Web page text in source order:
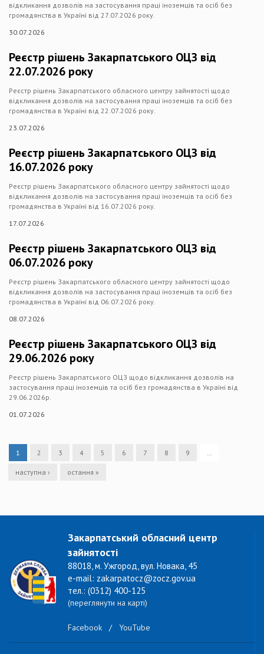
відкликання дозволів на застосування праці іноземців та осіб без
громадянства в Україні від 27.07.2026 року.
30.07.2026
Реєстр рішень Закарпатського ОЦЗ від
22.07.2026 року
Реєстр рішень Закарпатського обласного центру зайнятості щодо
відкликання дозволів на застосування праці іноземців та осіб без
громадянства в Україні від 22.07.2026 року.
23.07.2026
Реєстр рішень Закарпатського ОЦЗ від
16.07.2026 року
Реєстр рішень Закарпатського обласного центру зайнятості щодо
відкликання дозволів на застосування праці іноземців та осіб без
громадянства в Україні від 16.07.2026 року.
17.07.2026
Реєстр рішень Закарпатського ОЦЗ від
06.07.2026 року
Реєстр рішень Закарпатського обласного центру зайнятості щодо
відкликання дозволів на застосування праці іноземців та осіб без
громадянства в Україні від 06.07.2026 року.
08.07.2026
Реєстр рішень Закарпатського ОЦЗ від
29.06.2026 року
Реєстр рішень Закарпатського ОЦЗ щодо відкликання дозволів на
застосування праці іноземців та осіб без громадянства в Україні від
29.06.2026р.
01.07.2026
1 2 3 4 5 6 7 8 9 …
наступна › остання »
Закарпатський обласний центр
зайнятості
88018, м. Ужгород, вул. Новака, 45
e-mail: zakarpatocz@zocz.gov.ua
тел.: (0312) 400-125
(переглянути на карті)
Facebook / YouTube